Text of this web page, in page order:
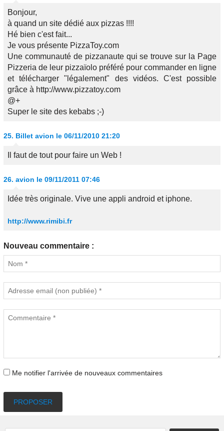
Bonjour,
à quand un site dédié aux pizzas !!!!
Hé bien c'est fait...
Je vous présente PizzaToy.com
Une communauté de pizzanaute qui se trouve sur la Page
Pizzeria de leur pizzaïolo préféré pour commander en ligne
et télécharger "légalement" des vidéos. C'est possible
grâce à http://www.pizzatoy.com
@+
Super le site des kebabs ;-)
25. Billet avion le 06/11/2010 21:20
Il faut de tout pour faire un Web !
26. avion le 09/11/2011 07:46
Idée très originale. Vive une appli android et iphone.
http://www.rimibi.fr
Nouveau commentaire :
Me notifier l'arrivée de nouveaux commentaires
PROPOSER